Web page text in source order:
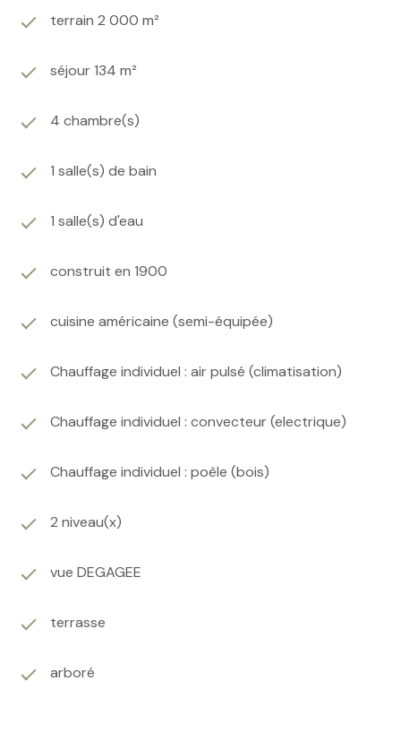
terrain 2 000 m²
séjour 134 m²
4 chambre(s)
1 salle(s) de bain
1 salle(s) d'eau
construit en 1900
cuisine américaine (semi-équipée)
Chauffage individuel : air pulsé (climatisation)
Chauffage individuel : convecteur (electrique)
Chauffage individuel : poêle (bois)
2 niveau(x)
vue DEGAGEE
terrasse
arboré